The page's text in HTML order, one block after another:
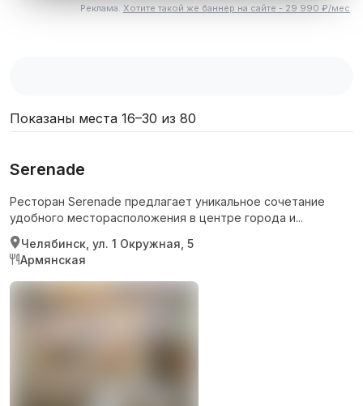
Реклама. Хотите такой же баннер на сайте - 29 990 ₽/мес
Показаны места 16–30 из 80
Serenade
Ресторан Serenade предлагает уникальное сочетание
удобного месторасположения в центре города и...
Челябинск, ул. 1 Окружная, 5
Армянская